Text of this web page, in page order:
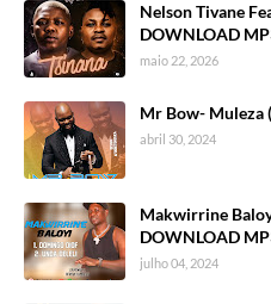
Nelson Tivane
DOWNLOAD
maio 22, 2026
Mr Bow- Muleza
abril 30, 2024
Makwirrine
DOWNLOAD
julho 04, 2024